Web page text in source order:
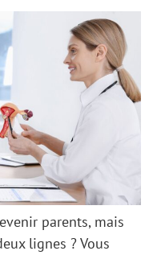
parents, mais
lignes ? Vous